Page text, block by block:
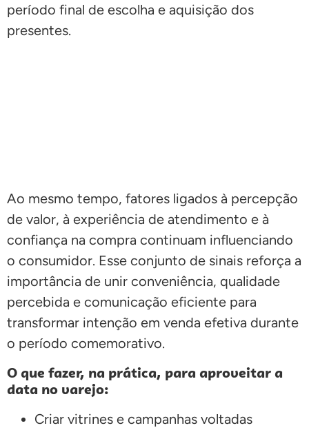
período final de escolha e aquisição dos
presentes.
Ao mesmo tempo, fatores ligados à percepção
de valor, à experiência de atendimento e à
confiança na compra continuam influenciando
o consumidor. Esse conjunto de sinais reforça a
importância de unir conveniência, qualidade
percebida e comunicação eficiente para
transformar intenção em venda efetiva durante
o período comemorativo.
O que fazer, na prática, para aproveitar a
data no varejo:
Criar vitrines e campanhas voltadas